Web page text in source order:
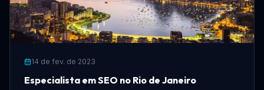
14 de fev. de 2023
Especialista em SEO no Rio de Janeiro